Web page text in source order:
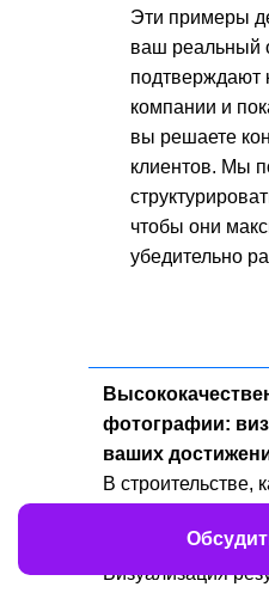
Эти примеры
ваш реальный
подтверждают
компании и
вы решаете
клиентов. Мы
чтобы они
убедительно
фотографии:
ваших
В строительстве,
увидеть, чем сто
Визуализация